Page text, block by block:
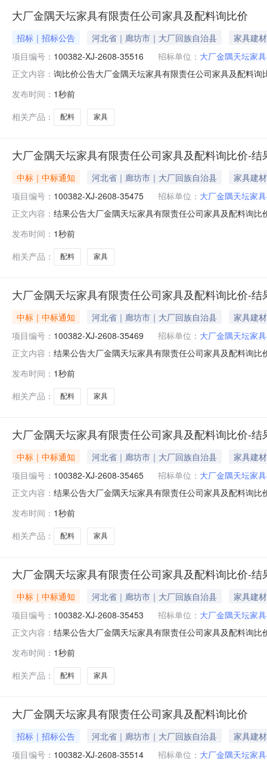
大厂金隅天坛家具有限责任公司家具及配料询比价
招标｜招标公告 河北省｜廊坊市｜大厂回族自治县
家具建材
项目编号： 100382-XJ-2608-35516 招标单位： 大厂金隅天坛家
正文内容： 询比价公告大厂金隅天坛家具有限责任公司家具及配料
金：元（电汇附言请注明：询比价编号:100382-XJ-
发布时间： 1秒前
相关产品：
配料 家具
大厂金隅天坛家具有限责任公司家具及配料询比价-结
中标｜中标通知 河北省｜廊坊市｜大厂回族自治县
家具建材
项目编号： 100382-XJ-2608-35475 招标单位： 大厂金隅天坛家
正文内容： 结果公告大厂金隅天坛家具有限责任公司家具及配料询
富华家具制造有限公司请中选单位与本公司联系，办理
发布时间： 1秒前
相关产品：
配料 家具
大厂金隅天坛家具有限责任公司家具及配料询比价-结
中标｜中标通知 河北省｜廊坊市｜大厂回族自治县
家具建材
项目编号： 100382-XJ-2608-35469 招标单位： 大厂金隅天坛家
正文内容： 结果公告大厂金隅天坛家具有限责任公司家具及配料询
玛家具制造有限公司请中选单位与本公司联系，办理合
发布时间： 1秒前
相关产品：
配料 家具
大厂金隅天坛家具有限责任公司家具及配料询比价-结
中标｜中标通知 河北省｜廊坊市｜大厂回族自治县
家具建材
项目编号： 100382-XJ-2608-35465 招标单位： 大厂金隅天坛家
正文内容： 结果公告大厂金隅天坛家具有限责任公司家具及配料询
新创家具深州有限公司请中选单位与本公司联系，办理
发布时间： 1秒前
相关产品：
配料 家具
大厂金隅天坛家具有限责任公司家具及配料询比价-结
中标｜中标通知 河北省｜廊坊市｜大厂回族自治县
家具建材
项目编号： 100382-XJ-2608-35453 招标单位： 大厂金隅天坛家
正文内容： 结果公告大厂金隅天坛家具有限责任公司家具及配料询
饰家具有限公司请中选单位与本公司联系，办理合同签
发布时间： 1秒前
相关产品：
配料 家具
大厂金隅天坛家具有限责任公司家具及配料询比价
招标｜招标公告 河北省｜廊坊市｜大厂回族自治县
家具建材
项目编号： 100382-XJ-2608-35514 招标单位： 大厂金隅天坛家